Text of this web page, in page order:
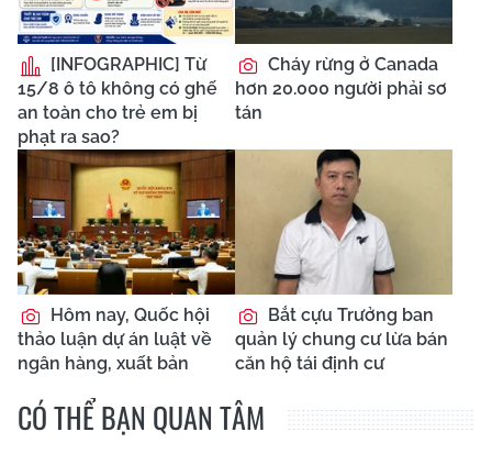
[INFOGRAPHIC] Từ
15/8 ô tô không có ghế
an toàn cho trẻ em bị
phạt ra sao?
Cháy rừng ở Canada
hơn 20.000 người phải sơ
tán
Hôm nay, Quốc hội
thảo luận dự án luật về
ngân hàng, xuất bản
Bắt cựu Trưởng ban
quản lý chung cư lừa bán
căn hộ tái định cư
CÓ THỂ BẠN QUAN TÂM